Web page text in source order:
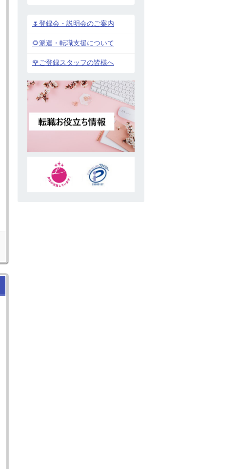
🌷登録会・説明会のご案内
🌻派遣・転職支援について
🌹ご登録スタッフの皆様へ